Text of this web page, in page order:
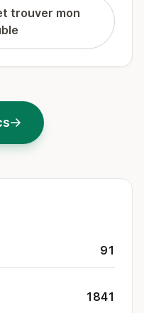
trouver mon
91
1841